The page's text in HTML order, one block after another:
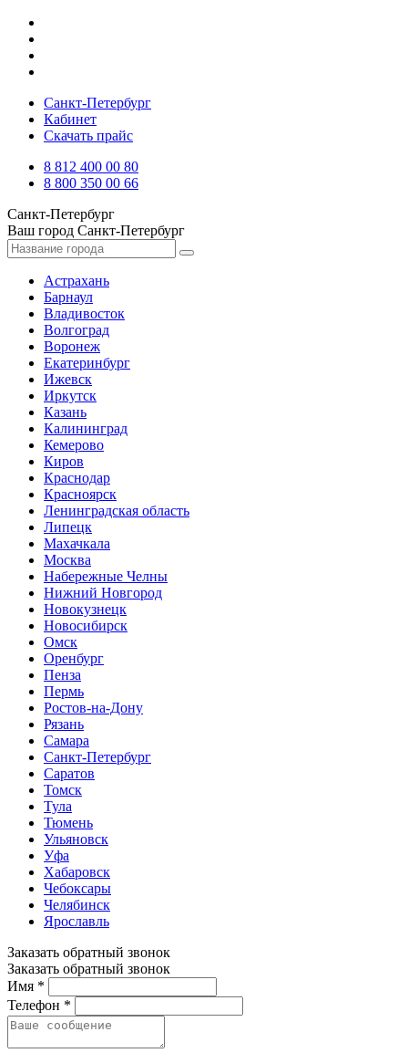
Санкт-Петербург
Кабинет
Скачать прайс
8 812 400 00 80
8 800 350 00 66
Санкт-Петербург
Ваш город Санкт-Петербург
Астрахань
Барнаул
Владивосток
Волгоград
Воронеж
Екатеринбург
Ижевск
Иркутск
Казань
Калининград
Кемерово
Киров
Краснодар
Красноярск
Ленинградская область
Липецк
Махачкала
Москва
Набережные Челны
Нижний Новгород
Новокузнецк
Новосибирск
Омск
Оренбург
Пенза
Пермь
Ростов-на-Дону
Рязань
Самара
Санкт-Петербург
Саратов
Томск
Тула
Тюмень
Ульяновск
Уфа
Хабаровск
Чебоксары
Челябинск
Ярославль
Заказать обратный звонок
Заказать обратный звонок
Имя *
Телефон *